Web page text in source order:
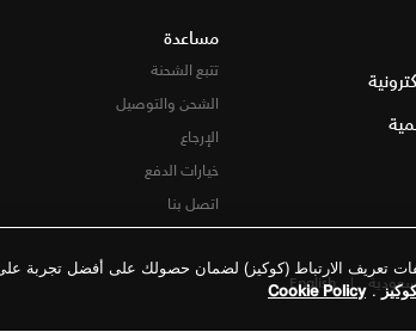
مساعدة
تتبع الشحنة
الشحن والتوصيل
الإرجاع
خيارات الدفع
اتصل بنا
|
English
تعريف الارتباط (كوكيز) لضمان حصولك على أفضل تجربة على
.
Cookie Policy